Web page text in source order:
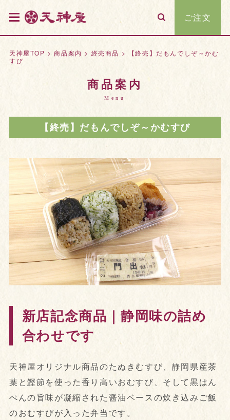
ご注文
天神屋TOP >商品案内 > 終売商品 >
【終売】だもんでしぞ～かむ
すび
商品案内
Menu
【終売】だもんでしぞ～かむすび
新店記念商品｜静岡味の詰め
合わせです
天神屋オリジナル商品のたぬきむすび、静岡県産茶
葉と鰹節を使った香り高いおむすび、そして黒はん
ぺんの旨味が凝縮された醤油ベースの炊き込みご飯
のおむすびが入った弁当です。